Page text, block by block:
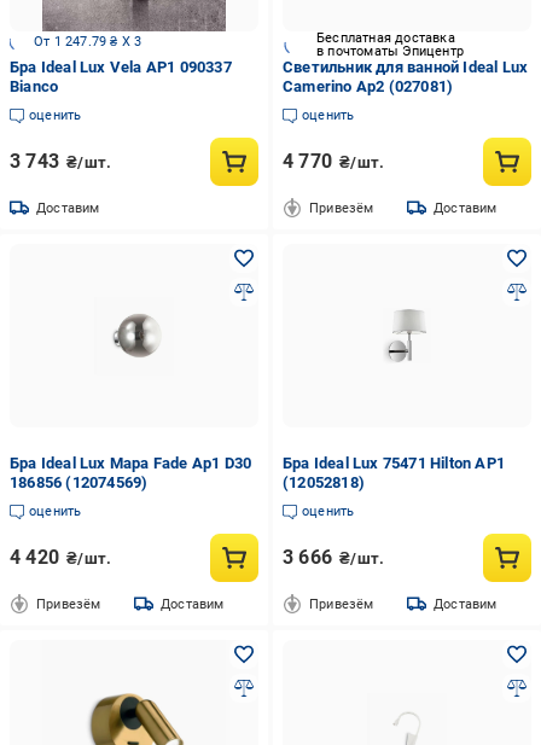
От 1 247.79 ₴ X 3
Бра Ideal Lux Vela AP1 090337
Bianco
оценить
3 743 ₴/шт.
Доставим
Бесплатная доставка
в почтоматы Эпицентр
Светильник для ванной Ideal Lux
Camerino Ap2 (027081)
оценить
4 770 ₴/шт.
Привезём Доставим
Бра Ideal Lux Mapa Fade Ap1 D30
186856 (12074569)
оценить
4 420 ₴/шт.
Привезём Доставим
Бра Ideal Lux 75471 Hilton AP1
(12052818)
оценить
3 666 ₴/шт.
Привезём Доставим